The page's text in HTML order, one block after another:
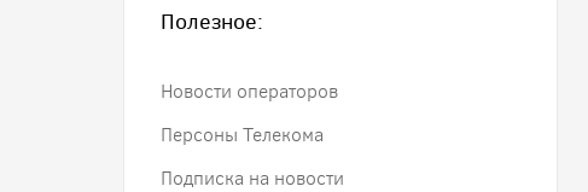
Полезное:
Новости операторов
Персоны Телекома
Подписка на новости